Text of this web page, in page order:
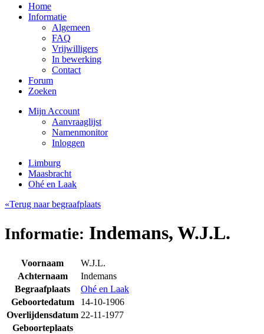
Home
Informatie
Algemeen
FAQ
Vrijwilligers
In bewerking
Contact
Forum
Zoeken
Mijn Account
Aanvraaglijst
Namenmonitor
Inloggen
Limburg
Maasbracht
Ohé en Laak
«Terug naar begraafplaats
Informatie: Indemans, W.J.L.
Voornaam
W.J.L.
Achternaam
Indemans
Begraafplaats
Ohé en Laak
Geboortedatum
14-10-1906
Overlijdensdatum 22-11-1977
Geboorteplaats